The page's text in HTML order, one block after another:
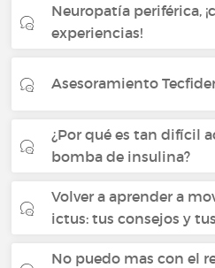
Neuropatía periférica,
experiencias!
Asesoramiento
¿Por qué es tan difícil
bomba de insulina?
Volver a aprender a
ictus: tus consejos y
No puedo mas con el